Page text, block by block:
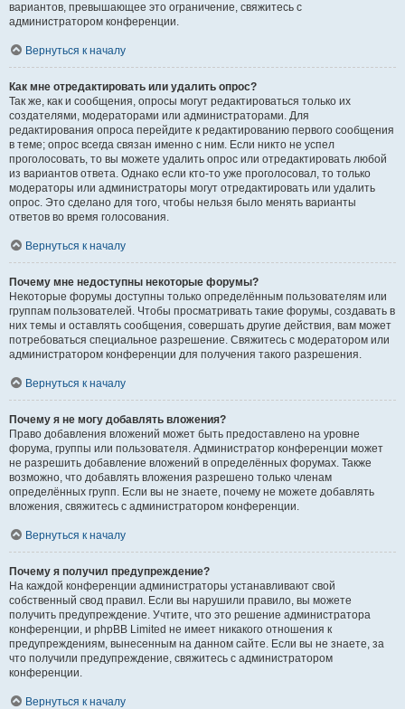
вариантов, превышающее это ограничение, свяжитесь с
администратором конференции.
Вернуться к началу
Как мне отредактировать или удалить опрос?
Так же, как и сообщения, опросы могут редактироваться только их
создателями, модераторами или администраторами. Для
редактирования опроса перейдите к редактированию первого сообщения
в теме; опрос всегда связан именно с ним. Если никто не успел
проголосовать, то вы можете удалить опрос или отредактировать любой
из вариантов ответа. Однако если кто-то уже проголосовал, то только
модераторы или администраторы могут отредактировать или удалить
опрос. Это сделано для того, чтобы нельзя было менять варианты
ответов во время голосования.
Вернуться к началу
Почему мне недоступны некоторые форумы?
Некоторые форумы доступны только определённым пользователям или
группам пользователей. Чтобы просматривать такие форумы, создавать в
них темы и оставлять сообщения, совершать другие действия, вам может
потребоваться специальное разрешение. Свяжитесь с модератором или
администратором конференции для получения такого разрешения.
Вернуться к началу
Почему я не могу добавлять вложения?
Право добавления вложений может быть предоставлено на уровне
форума, группы или пользователя. Администратор конференции может
не разрешить добавление вложений в определённых форумах. Также
возможно, что добавлять вложения разрешено только членам
определённых групп. Если вы не знаете, почему не можете добавлять
вложения, свяжитесь с администратором конференции.
Вернуться к началу
Почему я получил предупреждение?
На каждой конференции администраторы устанавливают свой
собственный свод правил. Если вы нарушили правило, вы можете
получить предупреждение. Учтите, что это решение администратора
конференции, и phpBB Limited не имеет никакого отношения к
предупреждениям, вынесенным на данном сайте. Если вы не знаете, за
что получили предупреждение, свяжитесь с администратором
конференции.
Вернуться к началу